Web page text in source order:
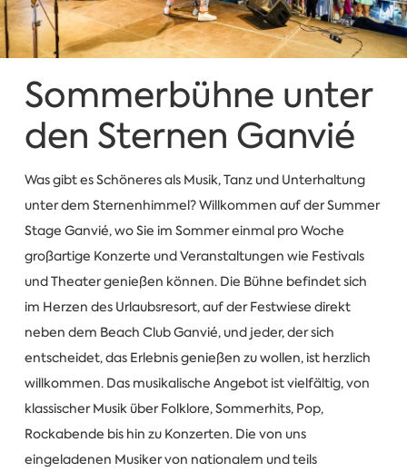
Sommerbühne unter
den Sternen Ganvié
Was gibt es Schöneres als Musik, Tanz und Unterhaltung
unter dem Sternenhimmel? Willkommen auf der Summer
Stage Ganvié, wo Sie im Sommer einmal pro Woche
großartige Konzerte und Veranstaltungen wie Festivals
und Theater genießen können. Die Bühne befindet sich
im Herzen des Urlaubsresort, auf der Festwiese direkt
neben dem Beach Club Ganvié, und jeder, der sich
entscheidet, das Erlebnis genießen zu wollen, ist herzlich
willkommen. Das musikalische Angebot ist vielfältig, von
klassischer Musik über Folklore, Sommerhits, Pop,
Rockabende bis hin zu Konzerten. Die von uns
eingeladenen Musiker von nationalem und teils